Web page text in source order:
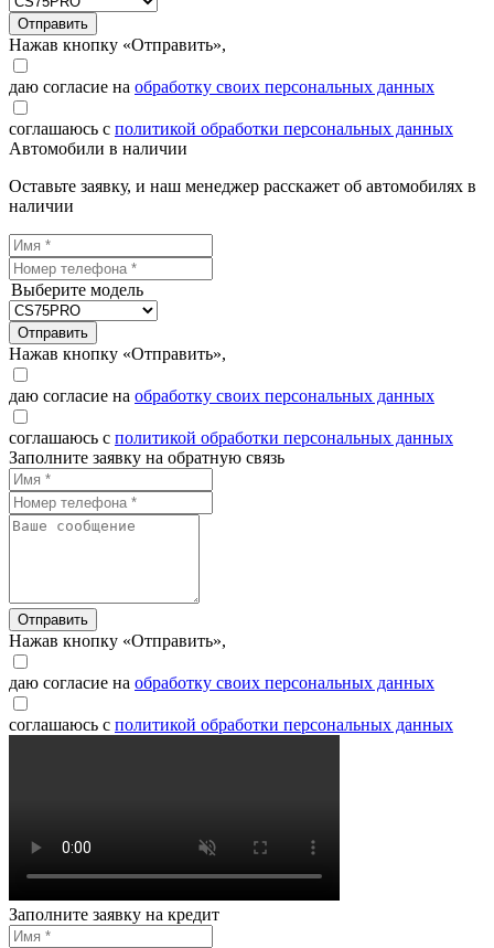
Отправить
Нажав кнопку «Отправить»,
даю согласие на обработку своих персональных данных
соглашаюсь с политикой обработки персональных данных
Автомобили в наличии
Оставьте заявку, и наш менеджер расскажет об автомобилях в
наличии
Выберите модель
Отправить
Нажав кнопку «Отправить»,
даю согласие на обработку своих персональных данных
соглашаюсь с политикой обработки персональных данных
Заполните заявку на обратную связь
Отправить
Нажав кнопку «Отправить»,
даю согласие на обработку своих персональных данных
соглашаюсь с политикой обработки персональных данных
Заполните заявку на кредит